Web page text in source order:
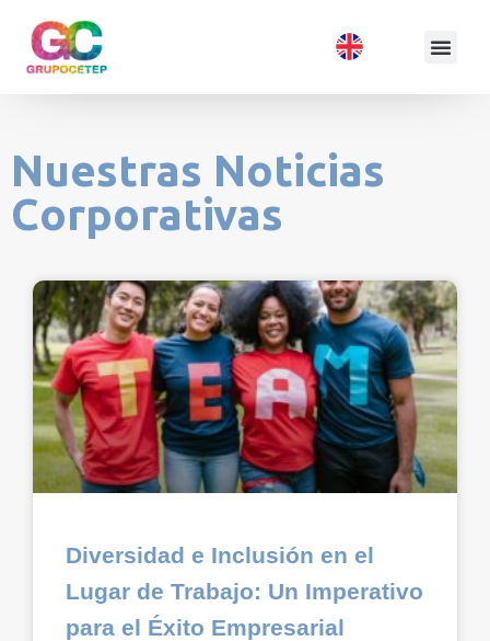
Nuestras Noticias
Corporativas
Diversidad e Inclusión en el
Lugar de Trabajo: Un Imperativo
para el Éxito Empresarial